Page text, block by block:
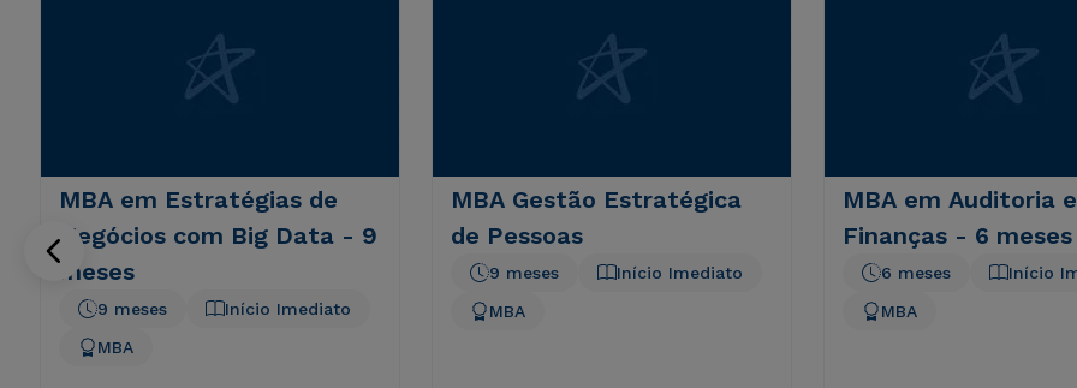
MBA em Estratégias de
Negócios com Big Data - 9
meses
Início Imediato
9 meses
MBA
MBA Gestão Estratégica
de Pessoas
Início Imediato
9 meses
MBA
MBA em Auditoria e
Finanças - 6 meses
Início
6 meses
MBA